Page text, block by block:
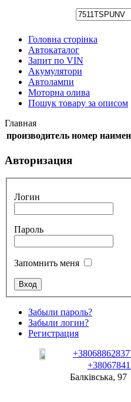
Головна сторінка
Автокаталог
Запит по VIN
Акумулятори
Автолампи
Моторна олива
Пошук товару за описом
Главная
производитель номер
Авторизация
Логин
Пароль
Запомнить меня
Забыли пароль?
Забыли логин?
Регистрация
Балківська, 97